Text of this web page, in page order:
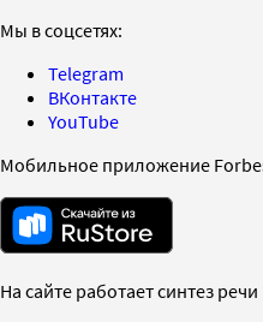
Мы в соцсетях:
Telegram
ВКонтакте
YouTube
Мобильное приложение
На сайте работает синтез речи